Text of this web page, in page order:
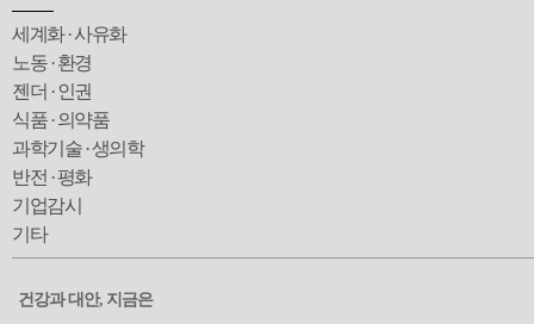
세계화 · 사유화
노동 · 환경
젠더 · 인권
식품 · 의약품
과학기술 · 생의학
반전 · 평화
기업감시
기타
건강과 대안, 지금은